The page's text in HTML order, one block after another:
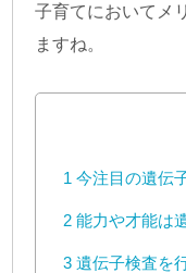
子育てにおいてメ
ますね。
1 今注目の遺伝
2 能力や才能は
3 遺伝子検査を